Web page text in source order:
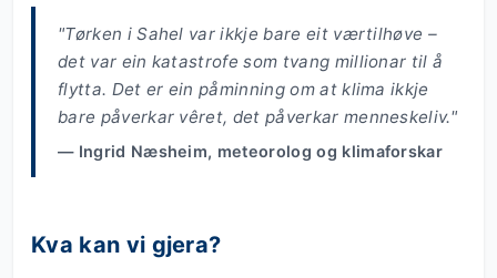
"Tørken i Sahel var ikkje bare eit værtilhøve –
det var ein katastrofe som tvang millionar til å
flytta. Det er ein påminning om at klima ikkje
bare påverkar vêret, det påverkar menneskeliv."
— Ingrid Næsheim, meteorolog og klimaforskar
Kva kan vi gjera?